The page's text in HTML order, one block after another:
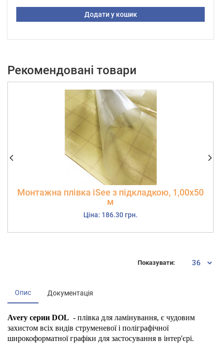
Додати у кошик
Рекомендовані товари
Монтажна плівка iSee з підкладкою, 1,00х50
м
Ціна: 186.30 грн.
Показувати:
Опис Документація
Avery серии DOL - плівка для ламінування, є чудовим
захистом всіх видів струменевої і поліграфічної
широкоформатної графіки для застосування в інтер'єрі.